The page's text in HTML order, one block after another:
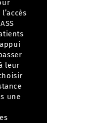
ASS
leur
une